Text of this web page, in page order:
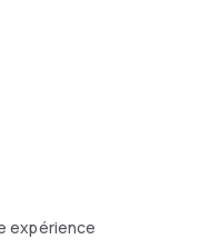
expérience